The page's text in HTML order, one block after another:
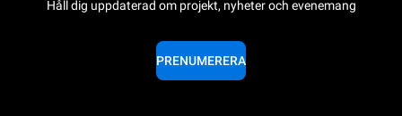
Håll dig uppdaterad om projekt, nyheter och evenemang
PRENUMERERA